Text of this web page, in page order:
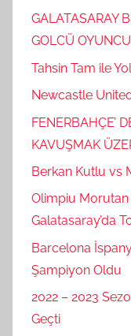
GALATASARAY
GOLCÜ
Tahsin Tam ile
Newcastle
FENERBAHÇE’
KAVUŞMAK
Berkan Kutlu vs
Olimpiu
Galatasaray’da
Barcelona
Şampiyon Oldu
2022 – 2023
Geçti